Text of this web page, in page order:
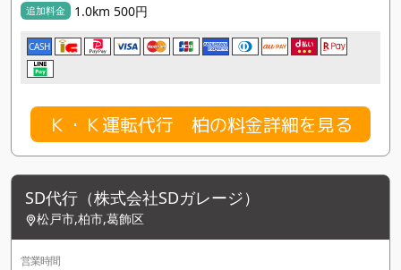
追加料金 1.0km 500円
CASH
Ｋ・Ｋ運転代行 柏の料金詳細を見る
SD代行（株式会社SDガレージ）
松戸市,柏市,葛飾区
営業時間